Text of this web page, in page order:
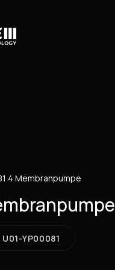
4 Membranpumpe
YP00081